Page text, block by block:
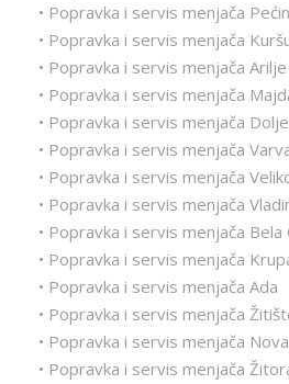
• Popravka i servis menjača
• Popravka i servis menjača
• Popravka i servis menjača Arilje
• Popravka i servis menjača
• Popravka i servis menjača
• Popravka i servis menjača
• Popravka i servis menjača
• Popravka i servis menjača
• Popravka i servis menjača Bela
• Popravka i servis menjača
• Popravka i servis menjača Ada
• Popravka i servis menjača
• Popravka i servis menjača
• Popravka i servis menjača